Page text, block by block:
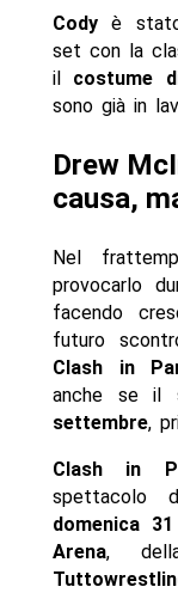
Codyè stato
set con la
il costume
sono già in
Drew
causa,
Nel
provocarlo
facendo
futuro
Clash in
anche se il
settembre,
Clash in
spettacolo
domenica
Arena,